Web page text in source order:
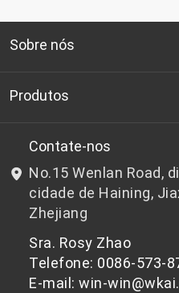
Sobre nós
Quem somos
P&D
Notícias e Eventos
política de Privacidade
Produtos
Chips de PET de
Chips de PET não
Contate-nos
No.15 Wenlan Road,
cidade de Haining,
Zhejiang
Sra. Rosy Zhao
Telefone: 0086-573-
E-mail: win-